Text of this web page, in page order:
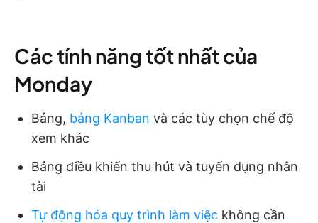
Các tính năng tốt nhất của
Monday
Bảng, bảng Kanban và các tùy chọn chế độ
xem khác
Bảng điều khiển thu hút và tuyển dụng nhân
tài
Tự động hóa quy trình làm việc không cần